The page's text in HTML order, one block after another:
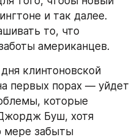
в десятку самых
играть очень
в клинтоновской
с ней
быть самым близким
На заключительных
сдерживать себя:
ее повышенная
президента.